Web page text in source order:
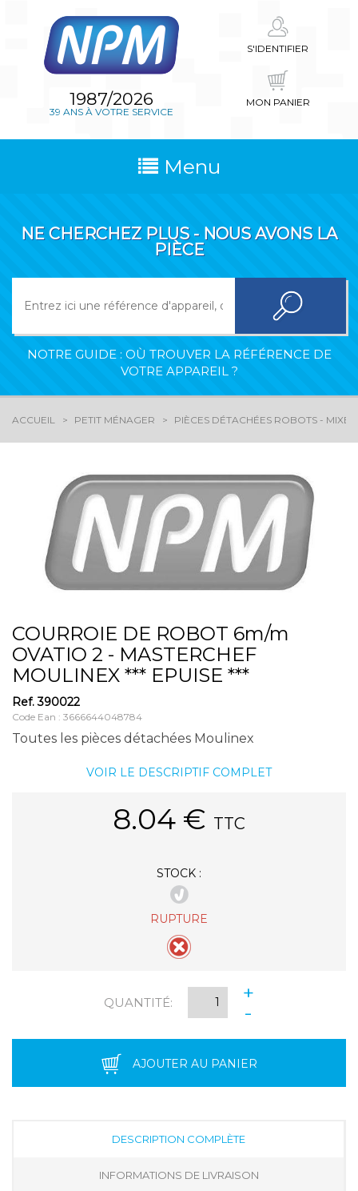
1987/2026
39 ANS À VOTRE SERVICE
S'IDENTIFIER
MON PANIER
Menu
NE CHERCHEZ PLUS - NOUS AVONS LA
PIÈCE
NOTRE GUIDE : OÙ TROUVER LA RÉFÉRENCE DE
VOTRE APPAREIL ?
ACCUEIL PETIT MÉNAGER PIÈCES DÉTACHÉES ROBOTS -
COURROIE DE ROBOT 6m/m
OVATIO 2 - MASTERCHEF
MOULINEX *** EPUISE ***
Ref.390022
Code Ean : 3666644048784
Toutes les pièces détachées Moulinex
VOIR LE DESCRIPTIF COMPLET
8.04 € TTC
STOCK :
RUPTURE
QUANTITÉ:
+
-
AJOUTER AU PANIER
DESCRIPTION COMPLÈTE
INFORMATIONS DE LIVRAISON